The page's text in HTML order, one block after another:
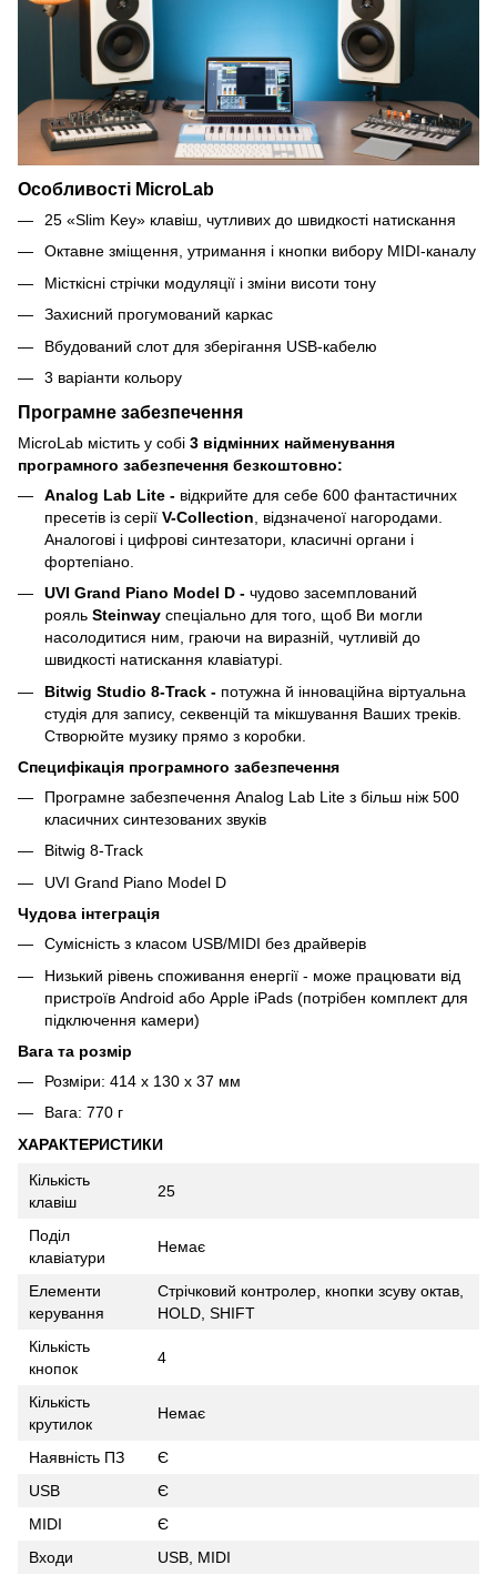
Особливості MicroLab
25 «Slim Key» клавіш, чутливих до швидкості натискання
Октавне зміщення, утримання і кнопки вибору MIDI-каналу
Місткісні стрічки модуляції і зміни висоти тону
Захисний прогумований каркас
Вбудований слот для зберігання USB-кабелю
3 варіанти кольору
Програмне забезпечення
MicroLab містить у собі 3 відмінних найменування
програмного забезпечення безкоштовно:
Analog Lab Lite - відкрийте для себе 600 фантастичних
пресетів із серії V-Collection , відзначеної нагородами.
Аналогові і цифрові синтезатори, класичні органи і
фортепіано.
UVI Grand Piano Model D - чудово засемплований
рояль Steinway спеціально для того, щоб Ви могли
насолодитися ним, граючи на виразній, чутливій до
швидкості натискання клавіатурі.
Bitwig Studio 8-Track - потужна й інноваційна віртуальна
студія для запису, секвенцій та мікшування Ваших треків.
Створюйте музику прямо з коробки.
Специфікація програмного забезпечення
Програмне забезпечення Analog Lab Lite з більш ніж 500
класичних синтезованих звуків
Bitwig 8-Track
UVI Grand Piano Model D
Чудова інтеграція
Сумісність з класом USB/MIDI без драйверів
Низький рівень споживання енергії - може працювати від
пристроїв Android або Apple iPads (потрібен комплект для
підключення камери)
Вага та розмір
Розміри: 414 x 130 x 37 мм
Вага: 770 г
ХАРАКТЕРИСТИКИ
Кількість
клавіш
25
Поділ
клавіатури
Немає
Елементи
керування
Стрічковий контролер, кнопки зсуву октав,
HOLD, SHIFT
Кількість
кнопок
4
Кількість
крутилок
Немає
Наявність ПЗ
Є
USB
Є
MIDI
Є
Входи
USB, MIDI